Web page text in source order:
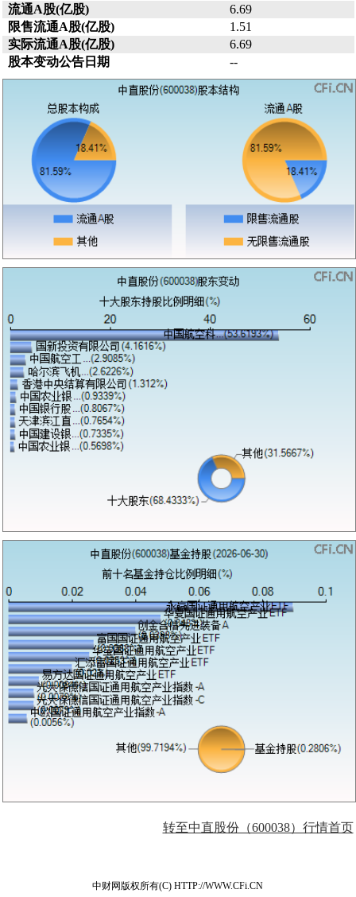
流通A股(亿股)
6.69
限售流通A股(亿股)
1.51
实际流通A股(亿股)
6.69
股本变动公告日期
--
转至中直股份（600038）行情首页
中财网版权所有(C) HTTP://WWW.CFi.CN